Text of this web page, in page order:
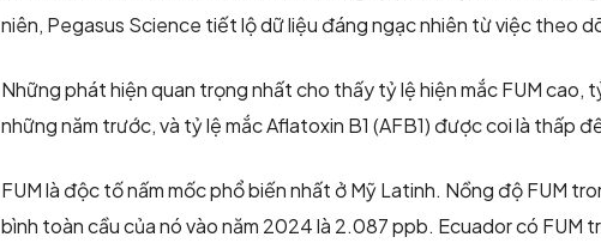
niên, Pegasus Science tiết lộ dữ liệu đáng ngạc nhiên từ việc theo
Những phát hiện quan trọng nhất cho thấy tỷ lệ hiện mắc FUM cao,
những năm trước, và tỷ lệ mắc Aflatoxin B1 (AFB1) được coi là thấp
FUM là độc tố nấm mốc phổ biến nhất ở Mỹ Latinh. Nồng độ FUM
bình toàn cầu của nó vào năm 2024 là 2.087 ppb. Ecuador có FUM